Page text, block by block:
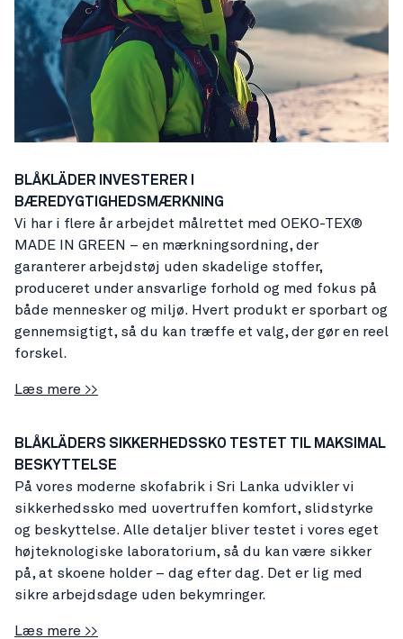
BLÅKLÄDER INVESTERER I
BÆREDYGTIGHEDSMÆRKNING
Vi har i flere år arbejdet målrettet med OEKO-TEX®
MADE IN GREEN – en mærkningsordning, der
garanterer arbejdstøj uden skadelige stoffer,
produceret under ansvarlige forhold og med fokus på
både mennesker og miljø. Hvert produkt er sporbart og
gennemsigtigt, så du kan træffe et valg, der gør en reel
forskel.
Læs mere >>
BLÅKLÄDERS SIKKERHEDSSKO TESTET TIL MAKSIMAL
BESKYTTELSE
På vores moderne skofabrik i Sri Lanka udvikler vi
sikkerhedssko med uovertruffen komfort, slidstyrke
og beskyttelse. Alle detaljer bliver testet i vores eget
højteknologiske laboratorium, så du kan være sikker
på, at skoene holder – dag efter dag. Det er lig med
sikre arbejdsdage uden bekymringer.
Læs mere >>